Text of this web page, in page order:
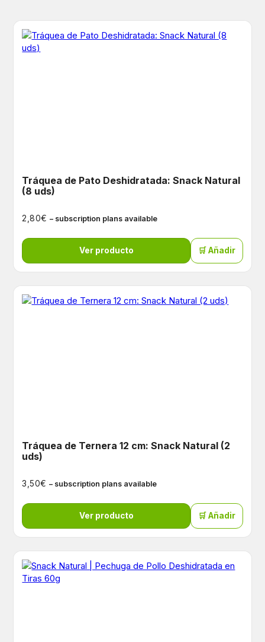
Tráquea de Pato Deshidratada: Snack Natural
(8 uds)
2,80€ – subscription plans available
Ver producto 🛒 Añadir
Tráquea de Ternera 12 cm: Snack Natural (2
uds)
3,50€ – subscription plans available
Ver producto 🛒 Añadir